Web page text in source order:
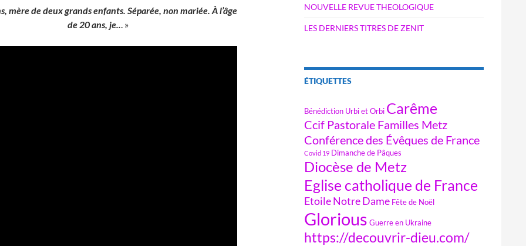
mère de deux grands enfants. Séparée, non mariée. À l’âge
de 20 ans, je... »
NOUVELLE REVUE THEOLOGIQUE
LES DERNIERS TITRES DE ZENIT
ÉTIQUETTES
Bénédiction Urbi et Orbi Carême
Ccif Pastorale Familles Metz
Conférence des Évêques de France
Covid 19 Dimanche de Pâques
Diocèse de Metz
Eglise catholique de France
Etoile Notre Dame Fête de Noël
Glorious Guerre en Ukraine
https://decouvrir-dieu.com/